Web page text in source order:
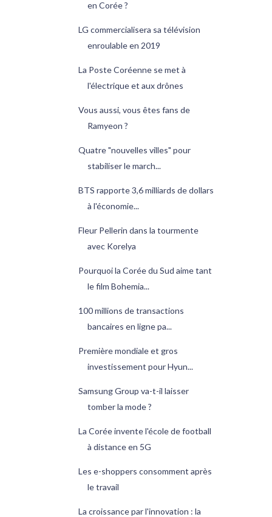
en Corée ?
LG commercialisera sa télévision
enroulable en 2019
La Poste Coréenne se met à
l'électrique et aux drônes
Vous aussi, vous êtes fans de
Ramyeon ?
Quatre "nouvelles villes" pour
stabiliser le march...
BTS rapporte 3,6 milliards de dollars
à l'économie...
Fleur Pellerin dans la tourmente
avec Korelya
Pourquoi la Corée du Sud aime tant
le film Bohemia...
100 millions de transactions
bancaires en ligne pa...
Première mondiale et gros
investissement pour Hyun...
Samsung Group va-t-il laisser
tomber la mode ?
La Corée invente l'école de football
à distance en 5G
Les e-shoppers consomment après
le travail
La croissance par l'innovation : la